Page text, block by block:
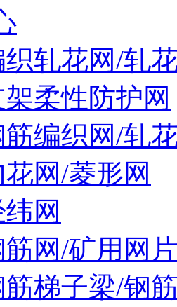
轧花网/轧
柔性防护网
编织网/轧
网/菱形网
网
网/矿用网
梯子梁/钢